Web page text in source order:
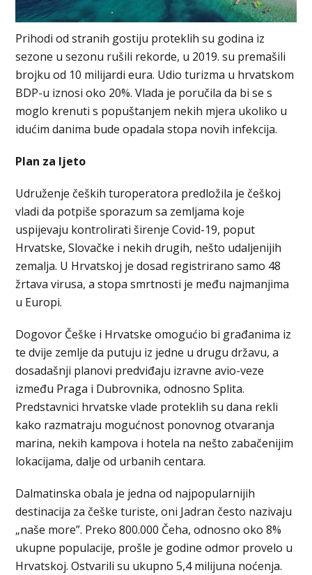
Prihodi od stranih gostiju proteklih su godina iz
sezone u sezonu rušili rekorde, u 2019. su premašili
brojku od 10 milijardi eura. Udio turizma u hrvatskom
BDP-u iznosi oko 20%. Vlada je poručila da bi se s
moglo krenuti s popuštanjem nekih mjera ukoliko u
idućim danima bude opadala stopa novih infekcija.
Plan za ljeto
Udruženje čeških turoperatora predložila je češkoj
vladi da potpiše sporazum sa zemljama koje
uspijevaju kontrolirati širenje Covid-19, poput
Hrvatske, Slovačke i nekih drugih, nešto udaljenijih
zemalja. U Hrvatskoj je dosad registrirano samo 48
žrtava virusa, a stopa smrtnosti je među najmanjima
u Europi.
Dogovor Češke i Hrvatske omogućio bi građanima iz
te dvije zemlje da putuju iz jedne u drugu državu, a
dosadašnji planovi predviđaju izravne avio-veze
između Praga i Dubrovnika, odnosno Splita.
Predstavnici hrvatske vlade proteklih su dana rekli
kako razmatraju mogućnost ponovnog otvaranja
marina, nekih kampova i hotela na nešto zabačenijim
lokacijama, dalje od urbanih centara.
Dalmatinska obala je jedna od najpopularnijih
destinacija za češke turiste, oni Jadran često nazivaju
„naše more”. Preko 800.000 Čeha, odnosno oko 8%
ukupne populacije, prošle je godine odmor provelo u
Hrvatskoj. Ostvarili su ukupno 5,4 milijuna noćenja.